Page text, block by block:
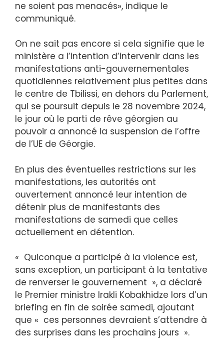
ne soient pas menacés», indique le
communiqué.
On ne sait pas encore si cela signifie que le
ministère a l’intention d’intervenir dans les
manifestations anti-gouvernementales
quotidiennes relativement plus petites dans
le centre de Tbilissi, en dehors du Parlement,
qui se poursuit depuis le 28 novembre 2024,
le jour où le parti de rêve géorgien au
pouvoir a annoncé la suspension de l’offre
de l’UE de Géorgie.
En plus des éventuelles restrictions sur les
manifestations, les autorités ont
ouvertement annoncé leur intention de
détenir plus de manifestants des
manifestations de samedi que celles
actuellement en détention.
« Quiconque a participé à la violence est,
sans exception, un participant à la tentative
de renverser le gouvernement », a déclaré
le Premier ministre Irakli Kobakhidze lors d’un
briefing en fin de soirée samedi, ajoutant
que « ces personnes devraient s’attendre à
des surprises dans les prochains jours ».